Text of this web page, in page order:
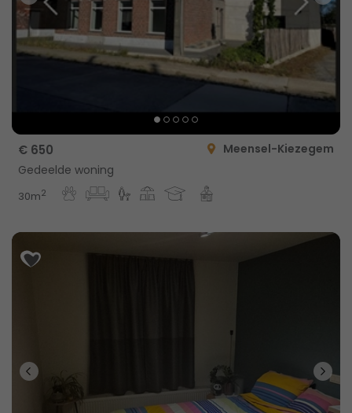
€ 650
Meensel-Kiezegem
Gedeelde woning
30m2